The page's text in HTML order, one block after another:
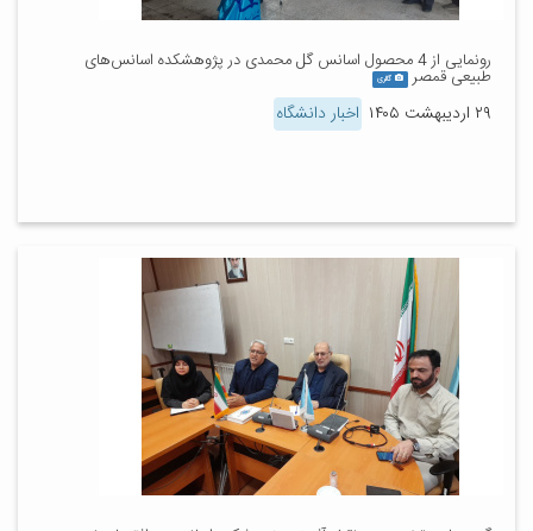
رونمایی از 4 محصول اسانس گل محمدی در پژوهشکده اسانس‌های
طبیعی قمصر گالری
۲۹ اردیبهشت ۱۴۰۵ اخبار دانشگاه